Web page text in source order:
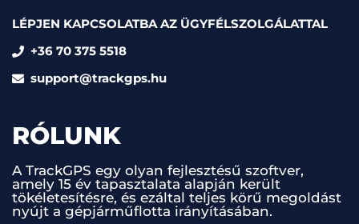
LÉPJEN KAPCSOLATBA AZ ÜGYFÉLSZOLGÁLATTAL
+36 70 375 5518
support@trackgps.hu
RÓLUNK
A TrackGPS egy olyan fejlesztésű szoftver,
amely 15 év tapasztalata alapján került
tökéletesítésre, és ezáltal teljes körű megoldást
nyújt a gépjárműflotta irányításában.